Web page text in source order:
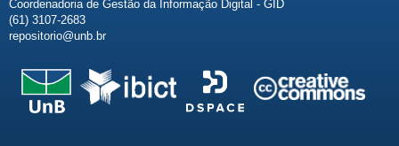
Coordenadoria de Gestão da Informação Digital - GID
(61) 3107-2683
repositorio@unb.br